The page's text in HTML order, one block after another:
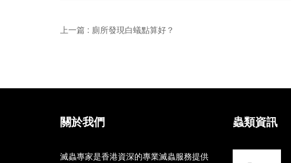
上一篇 : 廁所發現白蟻點算好？
關於我們
滅蟲專家是香港資深的專業滅蟲服務提供
蟲類資訊